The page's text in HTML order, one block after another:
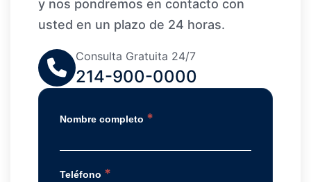
y nos pondremos en contacto con
usted en un plazo de 24 horas.
Consulta Gratuita 24/7
214-900-0000
Nombre completo *
Teléfono *